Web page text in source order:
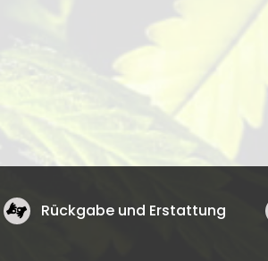
Rückgabe und Erstattung